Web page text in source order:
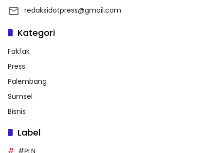
redaksidotpress@gmail.com
Kategori
Fakfak
Press
Palembang
Sumsel
Bisnis
Label
#PLN